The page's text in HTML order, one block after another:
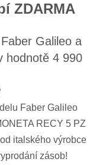
ZDARMA
Galileo a
hodnotě 4 990
Faber Galileo
RECY 5 PZ
italského výrobce
zásob!